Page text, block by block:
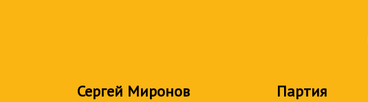
Сергей Миронов Партия